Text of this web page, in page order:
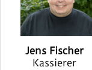
Jens Fischer
Kassierer